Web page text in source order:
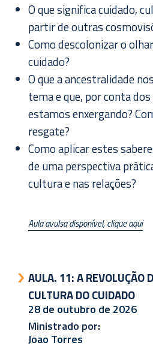
O que significa cuidado,
partir de outras
Como descolonizar o
cuidado?
O que a ancestralidade
tema e que, por conta
estamos enxergando?
resgate?
Como aplicar estes
de uma perspectiva
cultura e nas relações?
Aula avulsa disponível, clique aqui
AULA. 11:A REVOLUÇÃO
CULTURA DO CUIDADO
28 de outubro de 2026
Ministrado por:
Joao Torres